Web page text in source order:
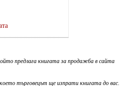
предлага книгата за продажба в сайта
търговецът ще изпрати книгата до вас.